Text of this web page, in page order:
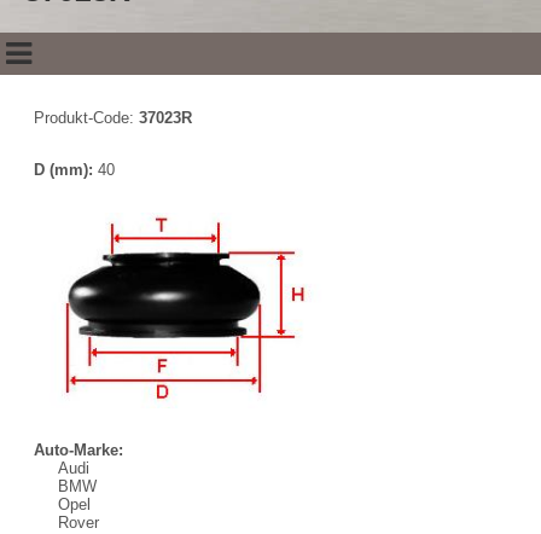
Produkt-Code: 37023R
D (mm): 40
Auto-Marke:
Audi
BMW
Opel
Rover